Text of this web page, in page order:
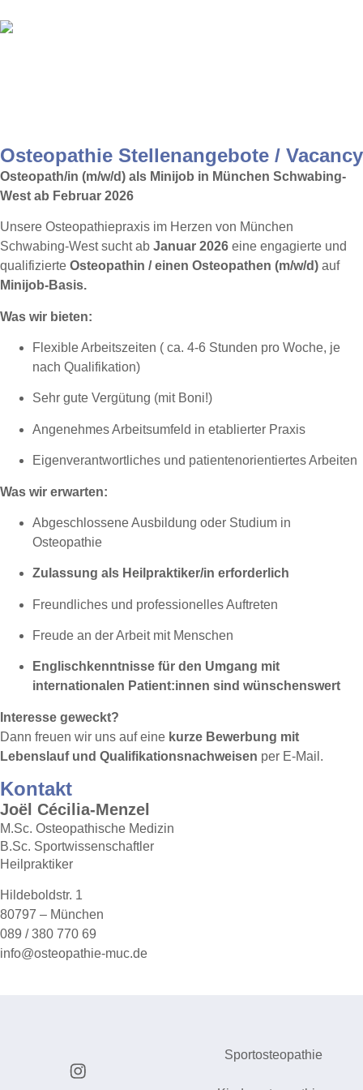
Osteopathie Stellenangebote / Vacancy
Osteopath/in (m/w/d) als Minijob in München Schwabing-
West ab Februar 2026
Unsere Osteopathiepraxis im Herzen von München
Schwabing-West sucht ab Januar 2026 eine engagierte und
qualifizierte Osteopathin / einen Osteopathen (m/w/d) auf
Minijob-Basis.
Was wir bieten:
Flexible Arbeitszeiten ( ca. 4-6 Stunden pro Woche, je
nach Qualifikation)
Sehr gute Vergütung (mit Boni!)
Angenehmes Arbeitsumfeld in etablierter Praxis
Eigenverantwortliches und patientenorientiertes Arbeiten
Was wir erwarten:
Abgeschlossene Ausbildung oder Studium in
Osteopathie
Zulassung als Heilpraktiker/in erforderlich
Freundliches und professionelles Auftreten
Freude an der Arbeit mit Menschen
Englischkenntnisse für den Umgang mit
internationalen Patient:innen sind wünschenswert
Interesse geweckt?
Dann freuen wir uns auf eine kurze Bewerbung mit
Lebenslauf und Qualifikationsnachweisen per E-Mail.
Kontakt
Joël Cécilia-Menzel
M.Sc. Osteopathische Medizin
B.Sc. Sportwissenschaftler
Heilpraktiker
Hildeboldstr. 1
80797 – München
089 / 380 770 69
info@osteopathie-muc.de
Sportosteopathie